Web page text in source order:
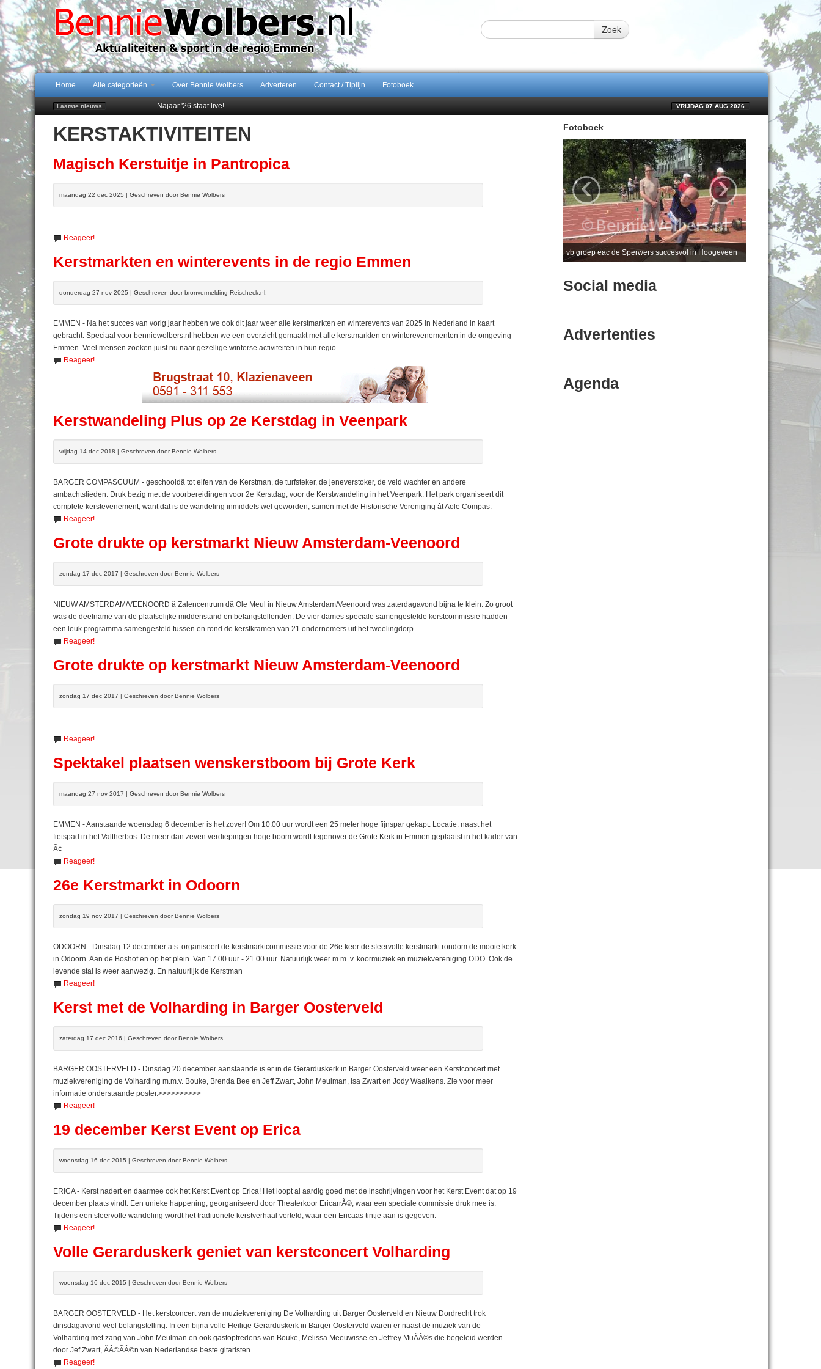
Zoek
Home Alle categorieën Over Bennie Wolbers Adverteren Contact / Tiplijn Fotoboek
Laatste nieuws
Najaar '26 staat live!
Emmen wint op Open Dag overtuigend van Almere City
Daan Lambers tekent eerste profcontract bij FC Emmen
VRIJDAG 07 AUG 2026
KERSTAKTIVITEITEN
Magisch Kerstuitje in Pantropica
maandag 22 dec 2025 | Geschreven door Bennie Wolbers
Reageer!
Kerstmarkten en winterevents in de regio Emmen
donderdag 27 nov 2025 | Geschreven door bronvermelding Reischeck.nl.
EMMEN - Na het succes van vorig jaar hebben we ook dit jaar weer alle kerstmarkten en winterevents van 2025 in Nederland in kaart
gebracht. Speciaal voor benniewolbers.nl hebben we een overzicht gemaakt met alle kerstmarkten en winterevenementen in de omgeving
Emmen. Veel mensen zoeken juist nu naar gezellige winterse activiteiten in hun regio.
Reageer!
Kerstwandeling Plus op 2e Kerstdag in Veenpark
vrijdag 14 dec 2018 | Geschreven door Bennie Wolbers
BARGER COMPASCUUM - geschooldâ tot elfen van de Kerstman, de turfsteker, de jeneverstoker, de veld wachter en andere
ambachtslieden. Druk bezig met de voorbereidingen voor 2e Kerstdag, voor de Kerstwandeling in het Veenpark. Het park organiseert dit
complete kerstevenement, want dat is de wandeling inmiddels wel geworden, samen met de Historische Vereniging ât Aole Compas.
Reageer!
Grote drukte op kerstmarkt Nieuw Amsterdam-Veenoord
zondag 17 dec 2017 | Geschreven door Bennie Wolbers
NIEUW AMSTERDAM/VEENOORD â Zalencentrum dâ Ole Meul in Nieuw Amsterdam/Veenoord was zaterdagavond bijna te klein. Zo groot
was de deelname van de plaatselijke middenstand en belangstellenden. De vier dames speciale samengestelde kerstcommissie hadden
een leuk programma samengesteld tussen en rond de kerstkramen van 21 ondernemers uit het tweelingdorp.
Reageer!
Grote drukte op kerstmarkt Nieuw Amsterdam-Veenoord
zondag 17 dec 2017 | Geschreven door Bennie Wolbers
Reageer!
Spektakel plaatsen wenskerstboom bij Grote Kerk
maandag 27 nov 2017 | Geschreven door Bennie Wolbers
EMMEN - Aanstaande woensdag 6 december is het zover! Om 10.00 uur wordt een 25 meter hoge fijnspar gekapt. Locatie: naast het
fietspad in het Valtherbos. De meer dan zeven verdiepingen hoge boom wordt tegenover de Grote Kerk in Emmen geplaatst in het kader van
Ã¢
Reageer!
26e Kerstmarkt in Odoorn
zondag 19 nov 2017 | Geschreven door Bennie Wolbers
ODOORN - Dinsdag 12 december a.s. organiseert de kerstmarktcommissie voor de 26e keer de sfeervolle kerstmarkt rondom de mooie kerk
in Odoorn. Aan de Boshof en op het plein. Van 17.00 uur - 21.00 uur. Natuurlijk weer m.m..v. koormuziek en muziekvereniging ODO. Ook de
levende stal is weer aanwezig. En natuurlijk de Kerstman
Reageer!
Kerst met de Volharding in Barger Oosterveld
zaterdag 17 dec 2016 | Geschreven door Bennie Wolbers
BARGER OOSTERVELD - Dinsdag 20 december aanstaande is er in de Gerarduskerk in Barger Oosterveld weer een Kerstconcert met
muziekvereniging de Volharding m.m.v. Bouke, Brenda Bee en Jeff Zwart, John Meulman, Isa Zwart en Jody Waalkens. Zie voor meer
informatie onderstaande poster.>>>>>>>>>>
Reageer!
19 december Kerst Event op Erica
woensdag 16 dec 2015 | Geschreven door Bennie Wolbers
ERICA - Kerst nadert en daarmee ook het Kerst Event op Erica! Het loopt al aardig goed met de inschrijvingen voor het Kerst Event dat op 19
december plaats vindt. Een unieke happening, georganiseerd door Theaterkoor EricarrÃ©, waar een speciale commissie druk mee is.
Tijdens een sfeervolle wandeling wordt het traditionele kerstverhaal verteld, waar een Ericaas tintje aan is gegeven.
Reageer!
Volle Gerarduskerk geniet van kerstconcert Volharding
woensdag 16 dec 2015 | Geschreven door Bennie Wolbers
BARGER OOSTERVELD - Het kerstconcert van de muziekvereniging De Volharding uit Barger Oosterveld en Nieuw Dordrecht trok
dinsdagavond veel belangstelling. In een bijna volle Heilige Gerarduskerk in Barger Oosterveld waren er naast de muziek van de
Volharding met zang van John Meulman en ook gastoptredens van Bouke, Melissa Meeuwisse en Jeffrey MuÃÂ©s die begeleid werden
door Jef Zwart, ÃÂ©ÃÂ©n van Nederlandse beste gitaristen.
Reageer!
Fotoboek
vb groep eac de Sperwers succesvol in Hoogeveen
‹ ›
Social media
Advertenties
Agenda